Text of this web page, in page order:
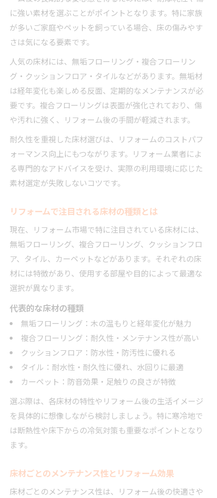
に強い素材を選ぶことがポイントとなります。特に家族
が多いご家庭やペットを飼っている場合、床の傷みやす
さは気になる要素です。
人気の床材には、無垢フローリング・複合フローリン
グ・クッションフロア・タイルなどがあります。無垢材
は経年変化も楽しめる反面、定期的なメンテナンスが必
要です。複合フローリングは表面が強化されており、傷
や汚れに強く、リフォーム後の手間が軽減されます。
耐久性を重視した床材選びは、リフォームのコストパフ
ォーマンス向上にもつながります。リフォーム業者によ
る専門的なアドバイスを受け、実際の利用環境に応じた
素材選定が失敗しないコツです。
リフォームで注目される床材の種類とは
現在、リフォーム市場で特に注目されている床材には、
無垢フローリング、複合フローリング、クッションフロ
ア、タイル、カーペットなどがあります。それぞれの床
材には特徴があり、使用する部屋や目的によって最適な
選択が異なります。
代表的な床材の種類
無垢フローリング：木の温もりと経年変化が魅力
複合フローリング：耐久性・メンテナンス性が高い
クッションフロア：防水性・防汚性に優れる
タイル：耐水性・耐久性に優れ、水回りに最適
カーペット：防音効果・足触りの良さが特徴
選ぶ際は、各床材の特性やリフォーム後の生活イメージ
を具体的に想像しながら検討しましょう。特に寒冷地で
は断熱性や床下からの冷気対策も重要なポイントとなり
ます。
床材ごとのメンテナンス性とリフォーム効果
床材ごとのメンテナンス性は、リフォーム後の快適さや